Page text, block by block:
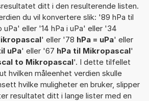
ditt i den resulterende listen.
du vil konvertere slik: '89 hPa til
uPa' eller '14 hPa i uPa' eller '34
' eller '78 hPa = uPa' eller
uPa' eller '67 hPa til Mikropascal'
to Mikropascal'. I dette tilfellet
hvilken måleenhet verdien skulle
hvilke muligheter en bruker, slipper
resultatet ditt i lange lister med en